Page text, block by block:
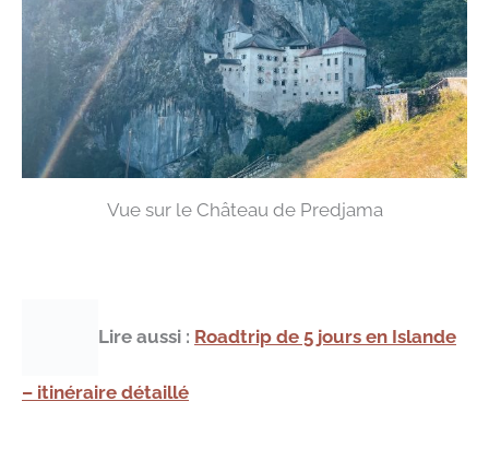
Vue sur le Château de Predjama
Lire aussi : Roadtrip de 5 jours en Islande
– itinéraire détaillé